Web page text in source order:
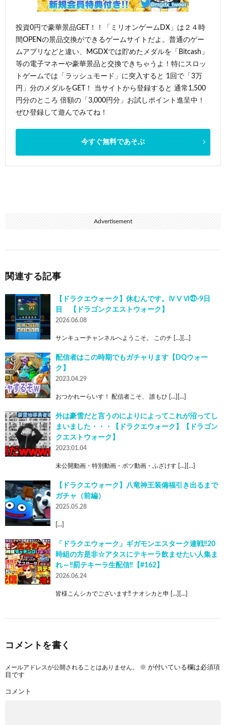
投資0円で豪華景品GET！！「ミリオンゲームDX」は２４時
間OPENの景品交換ができるゲームサイトだよ。普通のゲー
ムアプリなどと違い、MGDXでは貯めたメダルを「Bitcash」
等の電子マネーや豪華景品と交換できちゃうよ！特にスロッ
トゲームでは「ラッシュモード」に突入すると 1回で「3万
円」分のメダルをGET！ 当サイトから登録すると 通常1,500
円分のところ 倍額の「3,000円分」お試しポイント進呈中！
ぜひ登録して遊んでみてね！
今すぐ無料であそぶ
Advertisement
関連する記事
【ドラクエウォーク】休むんです。ⅣⅤⅥ㉗-9日
目 【ドラゴンクエストウォーク】
2026.06.08
サンキューチャンネルへようこそ。 このチ […][…]
配信者はこの時期でもガチャります【DQウォー
ク】
2023.04.29
おつかれーらいす！ 配信者こそ、 誰もひ […][…]
外は豪雪だと言うのによりによってこれが沼ってし
まいました・・・【ドラクエウォーク】【ドラゴン
クエストウォーク】
2023.01.04
未公開動画・特別動画・ボツ動画・ふざけす […][…]
【ドラクエウォーク】八竜神王装備福引き出るまで
ガチャ（前編）
2025.05.28
[…]
「ドラクエウォーク」ギガモンエスターク連戦‼20
時組の方是非☆アタスにテキーラ飲ませたい人集ま
れ～‼罰テキーラ生配信‼【#162】
2026.06.24
皆様こんシカでございます‼ ナオシカと申 […][…]
コメントを書く
メールアドレスが公開されることはありません。 ※ が付いている欄は必須項
目です
コメント